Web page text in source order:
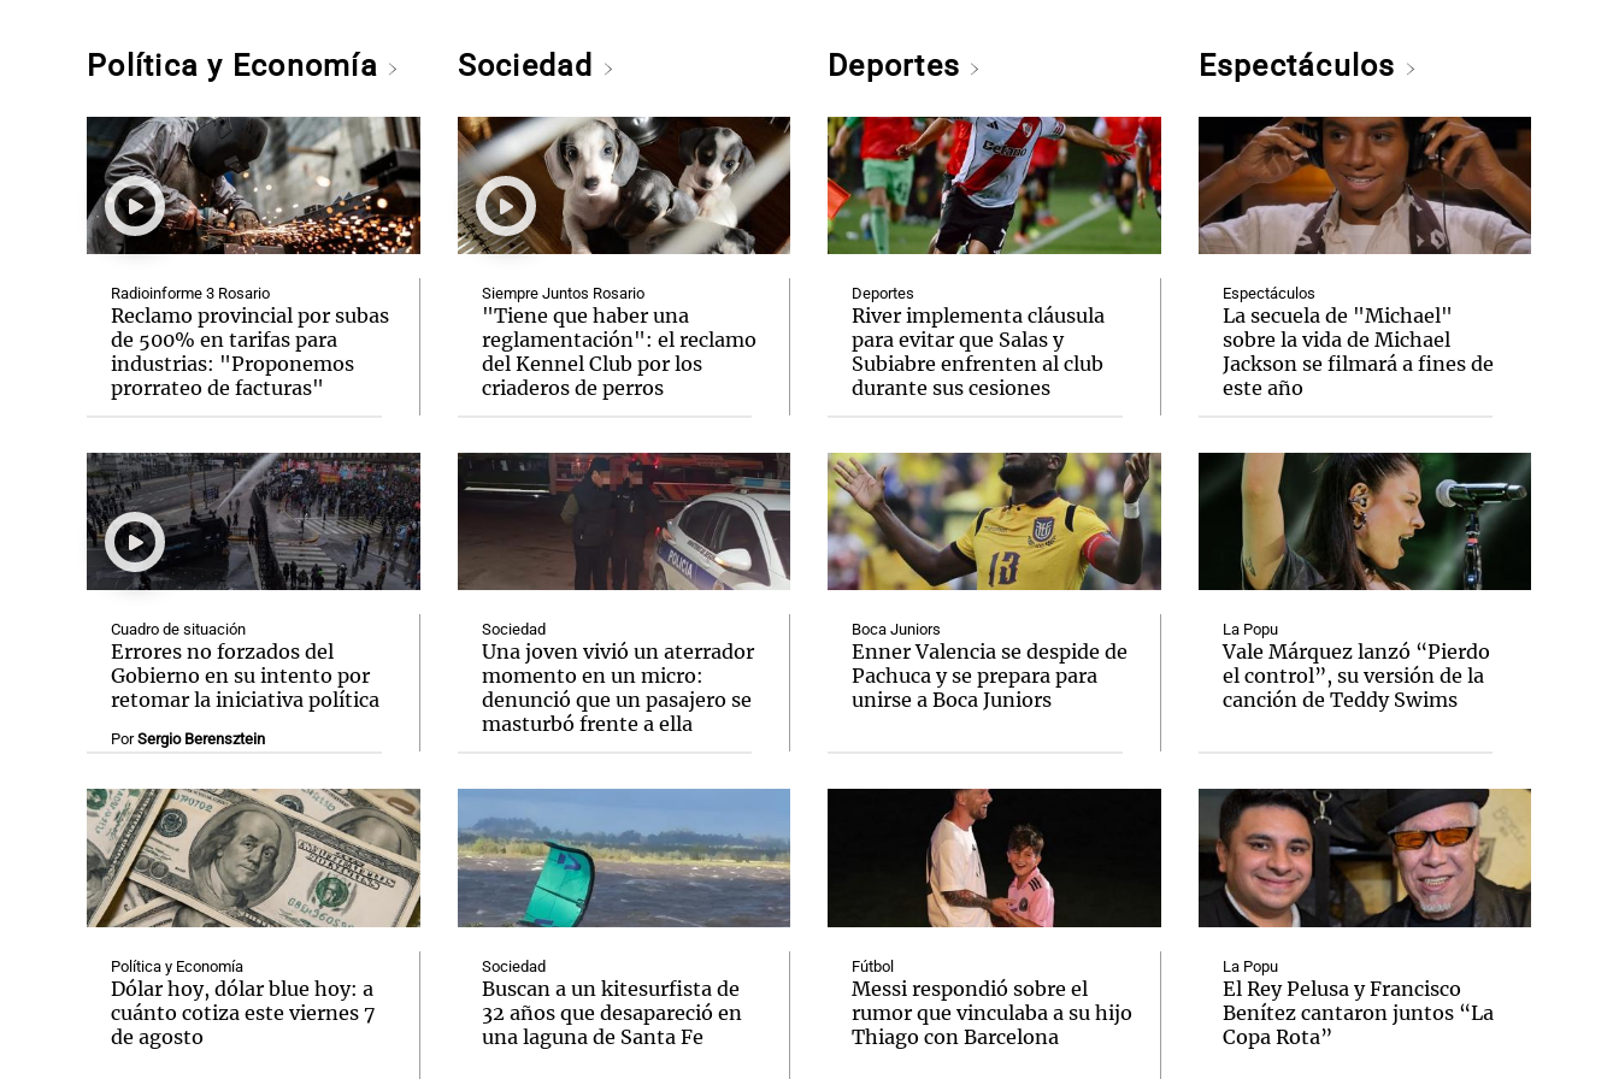
Política y Economía
Radioinforme 3 Rosario
Reclamo provincial por subas
de 500% en tarifas para
industrias: "Proponemos
prorrateo de facturas"
Cuadro de situación
Errores no forzados del
Gobierno en su intento por
retomar la iniciativa política
PorSergio Berensztein
Política y Economía
Dólar hoy, dólar blue hoy: a
cuánto cotiza este viernes 7
de agosto
Sociedad
Siempre Juntos Rosario
"Tiene que haber una
reglamentación": el reclamo
del Kennel Club por los
criaderos de perros
Sociedad
Una joven vivió un aterrador
momento en un micro:
denunció que un pasajero se
masturbó frente a ella
Sociedad
Buscan a un kitesurfista de
32 años que desapareció en
una laguna de Santa Fe
Deportes
Deportes
River implementa cláusula
para evitar que Salas y
Subiabre enfrenten al club
durante sus cesiones
Boca Juniors
Enner Valencia se despide de
Pachuca y se prepara para
unirse a Boca Juniors
Fútbol
Messi respondió sobre el
rumor que vinculaba a su hijo
Thiago con Barcelona
Espectáculos
Espectáculos
La secuela de "Michael"
sobre la vida de Michael
Jackson se filmará a fines de
este año
La Popu
Vale Márquez lanzó “Pierdo
el control”, su versión de la
canción de Teddy Swims
La Popu
El Rey Pelusa y Francisco
Benítez cantaron juntos “La
Copa Rota”
Notas
Mundial 2026
Notas
El huracán de Arequito Cadena 3 en Groenlandia
Notas